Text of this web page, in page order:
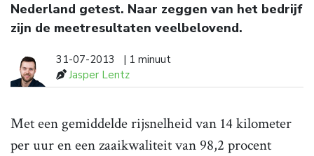
Nederland getest. Naar zeggen van het bedrijf
zijn de meetresultaten veelbelovend.
31-07-2013
| 1 minuut
Jasper Lentz
Met een gemiddelde rijsnelheid van 14 kilometer
per uur en een zaaikwaliteit van 98,2 procent